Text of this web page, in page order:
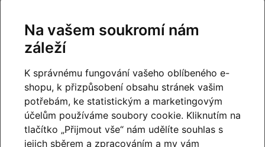
Na vašem soukromí nám
záleží
K správnému fungování vašeho oblíbeného e-
shopu, k přizpůsobení obsahu stránek vašim
potřebám, ke statistickým a marketingovým
účelům používáme soubory cookie. Kliknutím na
tlačítko „Přijmout vše“ nám udělíte souhlas s
jejich sběrem a zpracováním a my vám